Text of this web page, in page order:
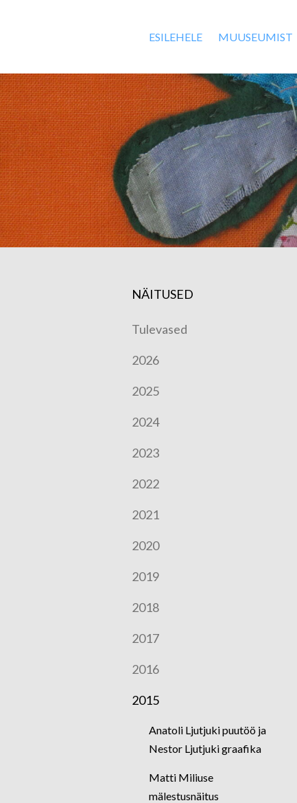
ESILEHELE MUUSEUMIST
NÄITUSED
Tulevased
2026
2025
2024
2023
2022
2021
2020
2019
2018
2017
2016
2015
Anatoli Ljutjuki puutöö ja
Nestor Ljutjuki graafika
Matti Miliuse
mälestusnäitus